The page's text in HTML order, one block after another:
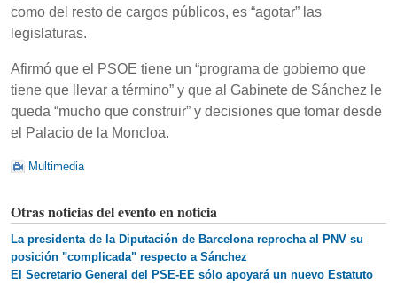
como del resto de cargos públicos, es “agotar” las
legislaturas.
Afirmó que el PSOE tiene un “programa de gobierno que
tiene que llevar a término” y que al Gabinete de Sánchez le
queda “mucho que construir” y decisiones que tomar desde
el Palacio de la Moncloa.
Multimedia
Otras noticias del evento en noticia
La presidenta de la Diputación de Barcelona reprocha al PNV su
posición "complicada" respecto a Sánchez
El Secretario General del PSE-EE sólo apoyará un nuevo Estatuto